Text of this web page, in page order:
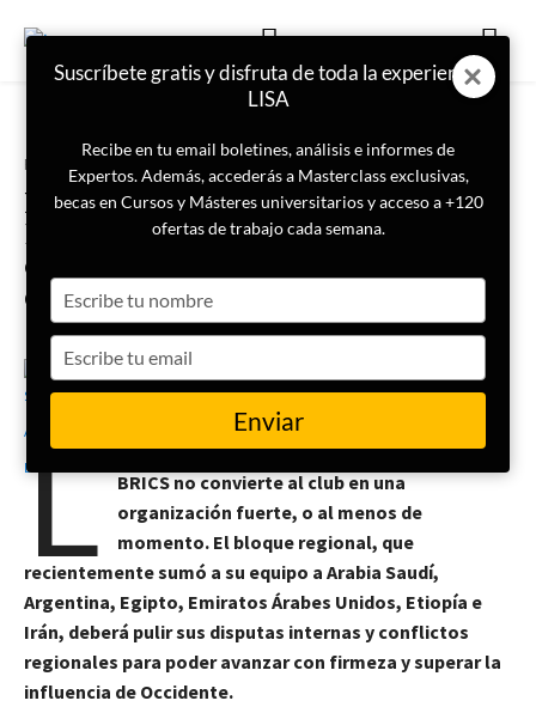
Portada
Por qué la ampliación de los
BRICS no va a revolucionar el
orden internacional (o al menos
de momento)
Soraya Aybar Laafou 19 de septiembre de 2023
L
a ampliación de la lista de los miembros del
BRICS no convierte al club en una
organización fuerte, o al menos de
momento. El bloque regional, que
recientemente sumó a su equipo a Arabia Saudí,
Argentina, Egipto, Emiratos Árabes Unidos, Etiopía e
Irán, deberá pulir sus disputas internas y conflictos
regionales para poder avanzar con firmeza y superar la
influencia de Occidente.
Suscríbete gratis y disfruta de toda la experiencia
LISA
Recibe en tu email boletines, análisis e informes de
Expertos. Además, accederás a Masterclass exclusivas,
becas en Cursos y Másteres universitarios y acceso a +120
ofertas de trabajo cada semana.
your
name
your
email
Enviar